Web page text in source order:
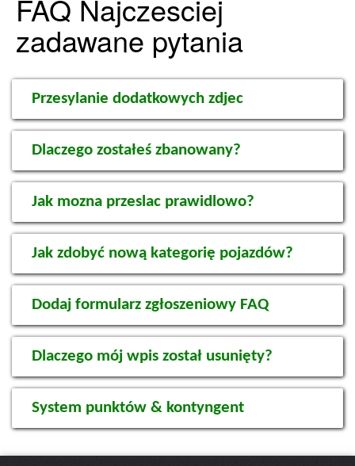
FAQ Najczesciej
zadawane pytania
Przesylanie dodatkowych zdjec
Dlaczego zostałeś zbanowany?
Jak mozna przeslac prawidlowo?
Jak zdobyć nową kategorię pojazdów?
Dodaj formularz zgłoszeniowy FAQ
Dlaczego mój wpis został usunięty?
System punktów & kontyngent